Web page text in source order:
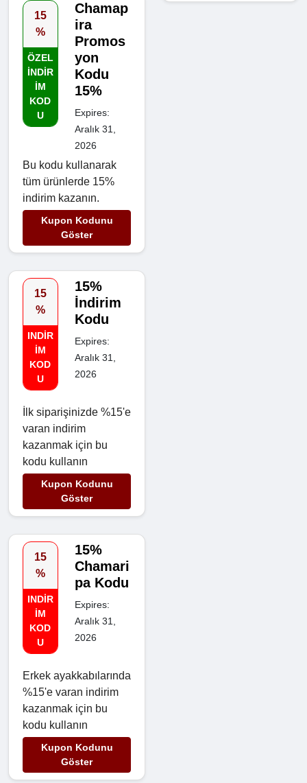
15
%
ÖZEL
INDIR
IM
KOD
U
Chamap
ira
Promos
yon
Kodu
15%
Expires:
Aralık 31,
2026
Bu kodu kullanarak
tüm ürünlerde 15%
indirim kazanın.
Kupon Kodunu
Göster
15
%
INDIR
IM
KOD
U
15%
İndirim
Kodu
Expires:
Aralık 31,
2026
İlk siparişinizde %15'e
varan indirim
kazanmak için bu
kodu kullanın
Kupon Kodunu
Göster
15
%
INDIR
IM
KOD
U
15%
Chamari
pa Kodu
Expires:
Aralık 31,
2026
Erkek ayakkabılarında
%15'e varan indirim
kazanmak için bu
kodu kullanın
Kupon Kodunu
Göster